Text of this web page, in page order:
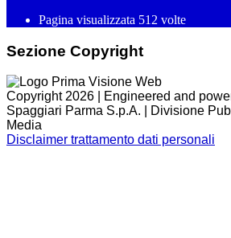
Pagina visualizzata 512 volte
Sezione Copyright
Copyright 2026 | Engineered and
Spaggiari Parma S.p.A. | Divisione
Media
Disclaimer trattamento dati personali